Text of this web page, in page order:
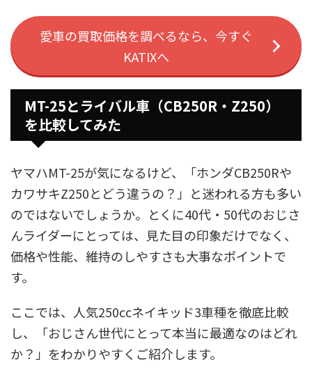
愛車の買取価格を調べるなら、今すぐ
KATIXへ
MT-25とライバル車（CB250R・Z250）
を比較してみた
ヤマハMT-25が気になるけど、「ホンダCB250Rや
カワサキZ250とどう違うの？」と迷われる方も多い
のではないでしょうか。とくに40代・50代のおじさ
んライダーにとっては、見た目の印象だけでなく、
価格や性能、維持のしやすさも大事なポイントで
す。
ここでは、人気250ccネイキッド3車種を徹底比較
し、「おじさん世代にとって本当に最適なのはどれ
か？」をわかりやすくご紹介します。